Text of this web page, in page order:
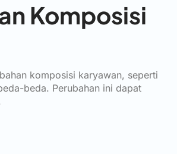
Komposisi
komposisi karyawan, seperti
beda. Perubahan ini dapat